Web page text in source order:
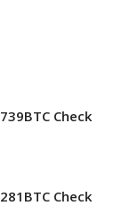
Check
Check